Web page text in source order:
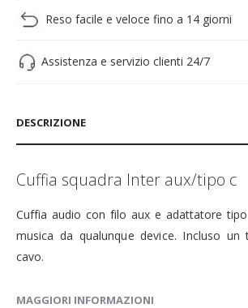
Reso facile e veloce fino a 14 giorni
Assistenza e servizio clienti 24/7
DESCRIZIONE
Cuffia squadra Inter aux/tipo c
Cuffia audio con filo aux e adattatore
musica da qualunque device. Incluso
cavo.
MAGGIORI INFORMAZIONI